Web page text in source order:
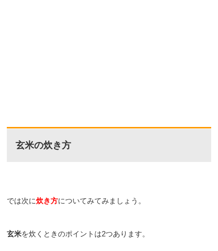
玄米の炊き方
では次に炊き方についてみてみましょう。
玄米を炊くときのポイントは2つあります。